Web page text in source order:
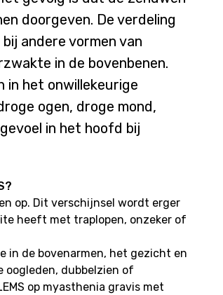
doorgeven. De verdeling
andere vormen van
in de bovenbenen.
in het onwillekeurige
ogen, droge mond,
in het hoofd bij
op. Dit verschijnsel wordt erger
heeft met traplopen, onzeker of
in de bovenarmen, het gezicht en
oogleden, dubbelzien of
op myasthenia gravis met